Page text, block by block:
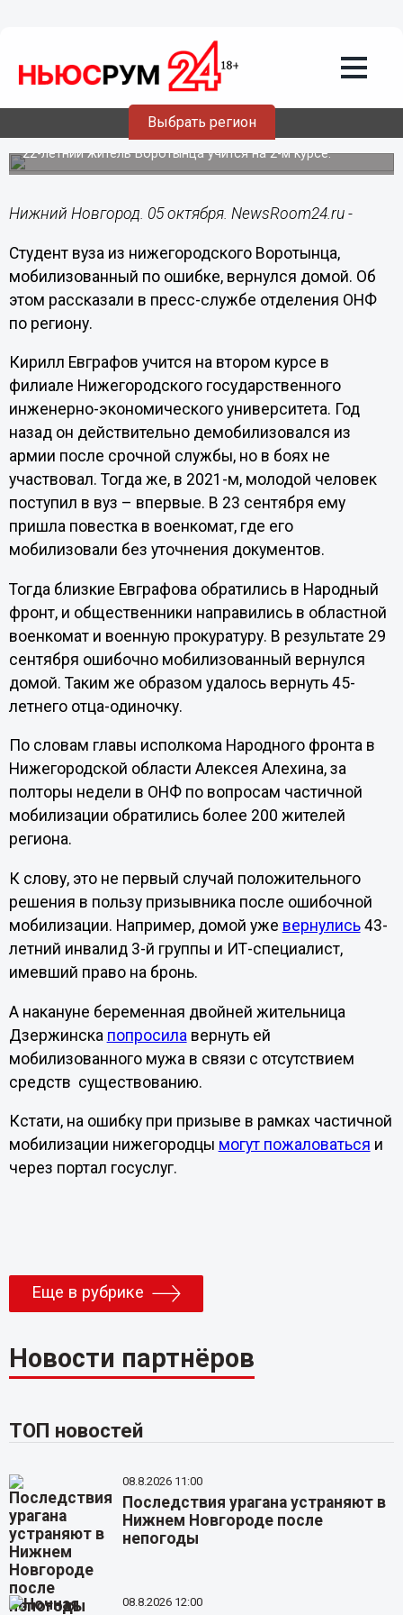
Выбрать регион
Студента нижегородского вуза
вернули домой после ошибочной
22-летний житель Воротынца учится на 2-м курсе.
Нижний Новгород. 05 октября. NewsRoom24.ru -
Студент вуза из нижегородского Воротынца,
мобилизованный по ошибке, вернулся домой. Об
этом рассказали в пресс-службе отделения ОНФ
по региону.
Кирилл Евграфов учится на втором курсе в
филиале Нижегородского государственного
инженерно-экономического университета. Год
назад он действительно демобилизовался из
армии после срочной службы, но в боях не
участвовал. Тогда же, в 2021-м, молодой человек
поступил в вуз – впервые. В 23 сентября ему
пришла повестка в военкомат, где его
мобилизовали без уточнения документов.
Тогда близкие Евграфова обратились в Народный
фронт, и общественники направились в областной
военкомат и военную прокуратуру. В результате 29
сентября ошибочно мобилизованный вернулся
домой. Таким же образом удалось вернуть 45-
летнего отца-одиночку.
По словам главы исполкома Народного фронта в
Нижегородской области Алексея Алехина, за
полторы недели в ОНФ по вопросам частичной
мобилизации обратились более 200 жителей
региона.
К слову, это не первый случай положительного
решения в пользу призывника после ошибочной
мобилизации. Например, домой уже вернулись43-
летний инвалид 3-й группы и ИТ-специалист,
имевший право на бронь.
А накануне беременная двойней жительница
Дзержинска попросила вернуть ей
мобилизованного мужа в связи с отсутствием
средств существованию.
Кстати, на ошибку при призыве в рамках частичной
мобилизации нижегородцы могут пожаловаться и
через портал госуслуг.
Еще в рубрике
Новости партнёров
ТОП новостей
08.8.2026 11:00
Последствия урагана устраняют в
Нижнем Новгороде после
непогоды
08.8.2026 12:00